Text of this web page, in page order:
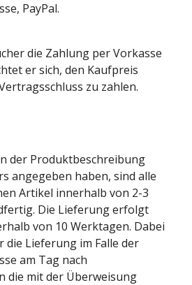
PayPal.
die Zahlung per Vorkasse
er sich, den Kaufpreis
zu zahlen.
der Produktbeschreibung
angegeben haben, sind alle
Artikel innerhalb von 2-3
Die Lieferung erfolgt
von 10 Werktagen. Dabei
die Lieferung im Falle der
am Tag nach
die mit der Überweisung